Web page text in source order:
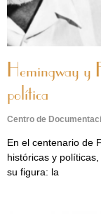
Hemingway y
política
Centro de
En el centenario de
históricas y
su figura: la